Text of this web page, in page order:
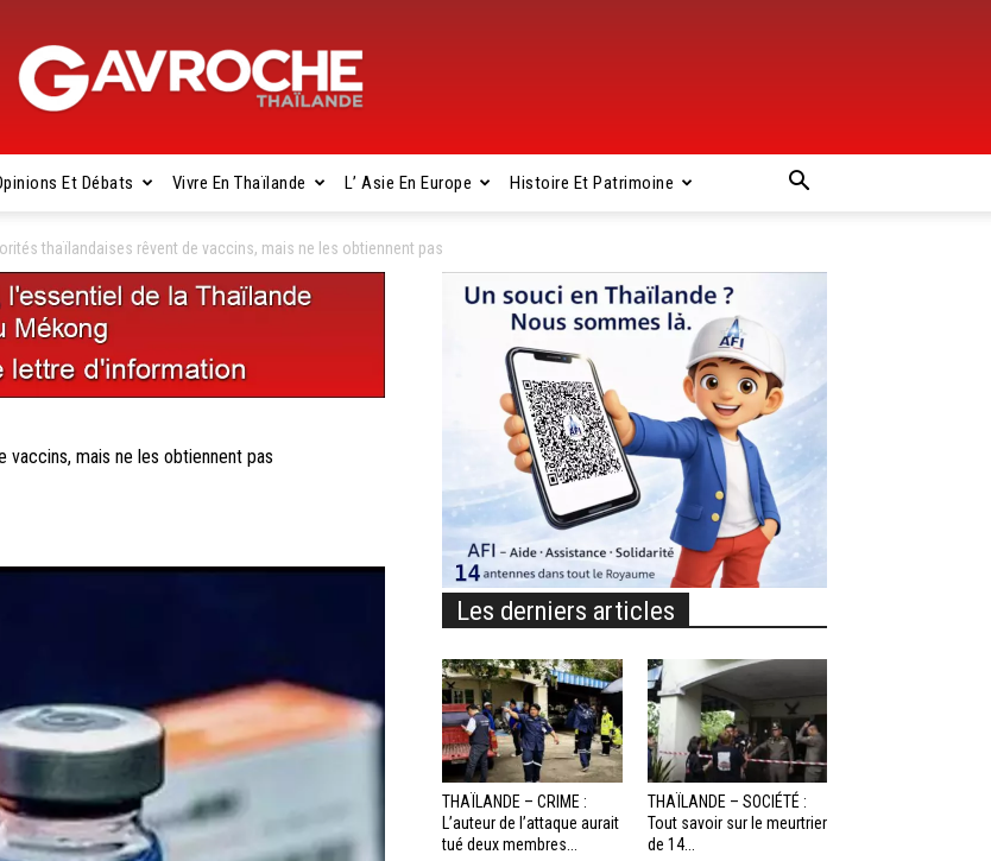
Gavroche
Et Débats Vivre En Thaïlande L’ Asie En Europe Histoire Et Patrimoine
thaïlandaises rêvent de vaccins, mais ne les obtiennent pas
vaccins, mais ne les obtiennent pas
Les derniers articles
THAÏLANDE – CRIME :
L’auteur de l’attaque aurait
tué deux membres...
THAÏLANDE – SOCIÉTÉ :
Tout savoir sur le meurtrier
de 14...